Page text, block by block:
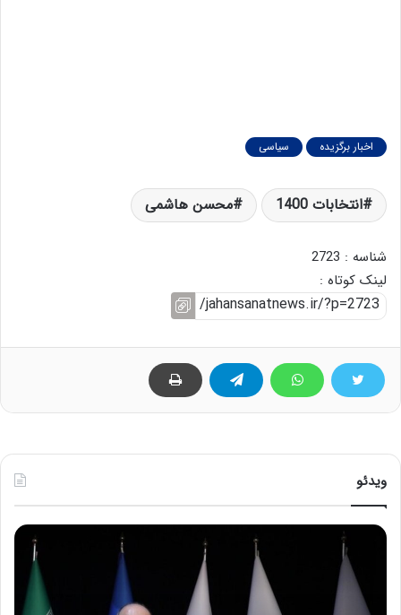
اخبار برگزیده سیاسی
انتخابات 1400 محسن هاشمی
شناسه : 2723
لینک کوتاه :
ویدئو